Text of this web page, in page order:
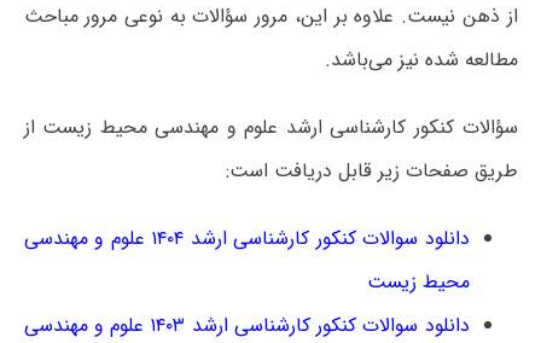
از ذهن نیست. علاوه بر این، مرور سؤالات به نوعی مرور مباحث
مطالعه‌ شده نیز می‌باشد.
سؤالات کنکور کارشناسی ارشد علوم و مهندسی محیط زیست از
طریق صفحات زیر قابل دریافت است:
دانلود سوالات کنکور کارشناسی ارشد ۱۴۰۴ علوم و مهندسی
محیط زیست
دانلود سوالات کنکور کارشناسی ارشد ۱۴۰۳ علوم و مهندسی